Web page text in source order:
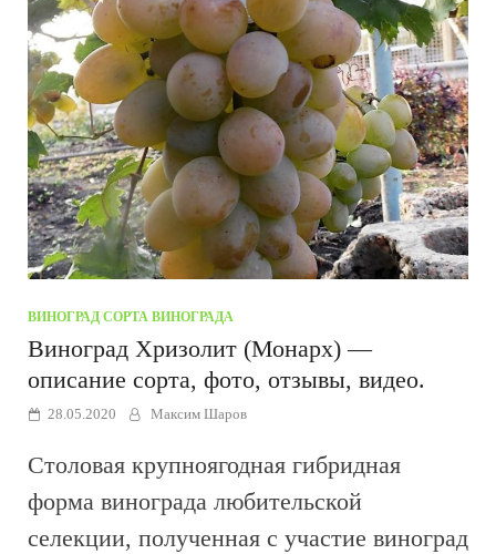
ВИНОГРАД СОРТА ВИНОГРАДА
Виноград Хризолит (Монарх) —
описание сорта, фото, отзывы, видео.
28.05.2020 Максим Шаров
Столовая крупноягодная гибридная
форма винограда любительской
селекции, полученная с участие виноград